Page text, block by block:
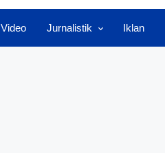
Video Jurnalistik Iklan